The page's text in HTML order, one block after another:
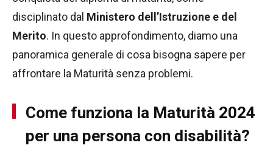
disciplinato dal Ministero dell’Istruzione e del
Merito. In questo approfondimento, diamo una
panoramica generale di cosa bisogna sapere per
affrontare la Maturità senza problemi.
Come funziona la Maturità 2024
per una persona con disabilità?